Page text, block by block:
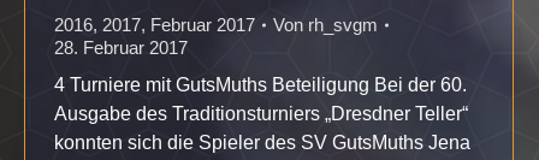
2016, 2017, Februar 2017 Von rh_svgm
28. Februar 2017
4 Turniere mit GutsMuths Beteiligung Bei der 60.
Ausgabe des Traditionsturniers „Dresdner Teller“
konnten sich die Spieler des SV GutsMuths Jena